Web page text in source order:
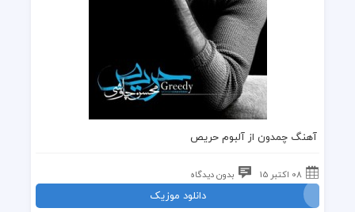
آهنگ چمدون از آلبوم حریص
08 اکتبر 15 بدون دیدگاه
دانلود موزیک